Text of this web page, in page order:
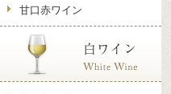
甘口赤ワイン